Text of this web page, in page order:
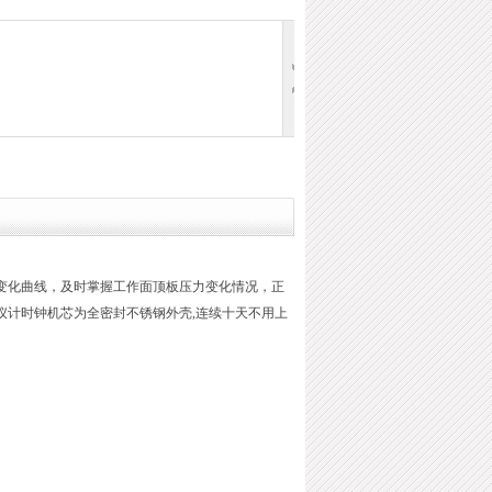
曲线，及时掌握工作面顶板压力变化情况，正
时钟机芯为全密封不锈钢外壳,连续十天不用上